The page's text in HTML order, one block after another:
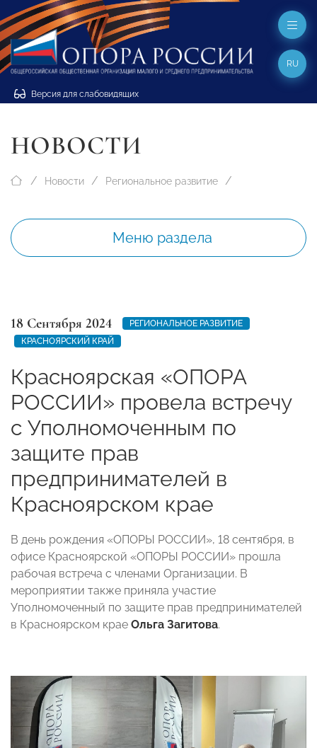
Версия для слабовидящих
RU
НОВОСТИ
Новости Региональное развитие
Меню раздела
18 Сентября 2024
РЕГИОНАЛЬНОЕ РАЗВИТИЕ
КРАСНОЯРСКИЙ КРАЙ
Красноярская «ОПОРА
РОССИИ» провела встречу
с Уполномоченным по
защите прав
предпринимателей в
Красноярском крае
В день рождения «ОПОРЫ РОССИИ», 18 сентября, в
офисе Красноярской «ОПОРЫ РОССИИ» прошла
рабочая встреча с членами Организации. В
мероприятии также приняла участие
Уполномоченный по защите прав предпринимателей
в Красноярском крае Ольга Загитова.